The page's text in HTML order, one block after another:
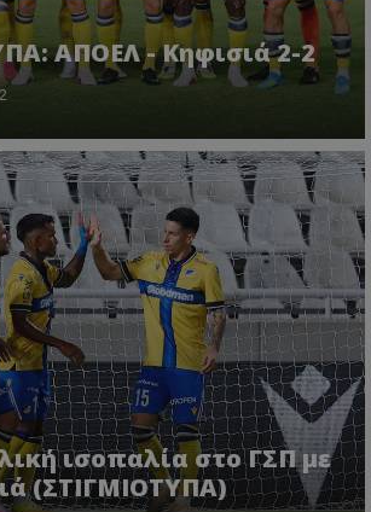
ΑΠΟΕΛ - Κηφισιά 2-2
ισοπαλία στο ΓΣΠ με
(ΣΤΙΓΜΙΟΤΥΠΑ)